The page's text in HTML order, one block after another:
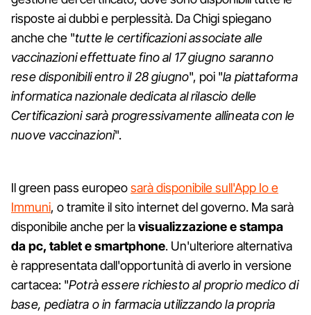
risposte ai dubbi e perplessità. Da Chigi spiegano
anche che "tutte le certificazioni associate alle
vaccinazioni effettuate fino al 17 giugno saranno
rese disponibili entro il 28 giugno", poi "la piattaforma
informatica nazionale dedicata al rilascio delle
Certificazioni sarà progressivamente allineata con le
nuove vaccinazioni".
Il green pass europeosarà disponibile sull'App Io e
Immuni, o tramite il sito internet del governo. Ma sarà
disponibile anche per lavisualizzazione e stampa
da pc, tablet e smartphone. Un'ulteriore alternativa
è rappresentata dall'opportunità di averlo in versione
cartacea: "Potrà essere richiesto al proprio medico di
base, pediatra o in farmacia utilizzando la propria